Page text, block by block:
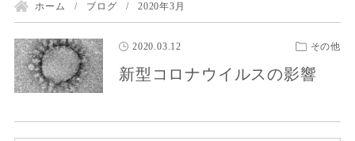
ホーム ブログ 2020年3月
2020.03.12 その他
新型コロナウイルスの影響